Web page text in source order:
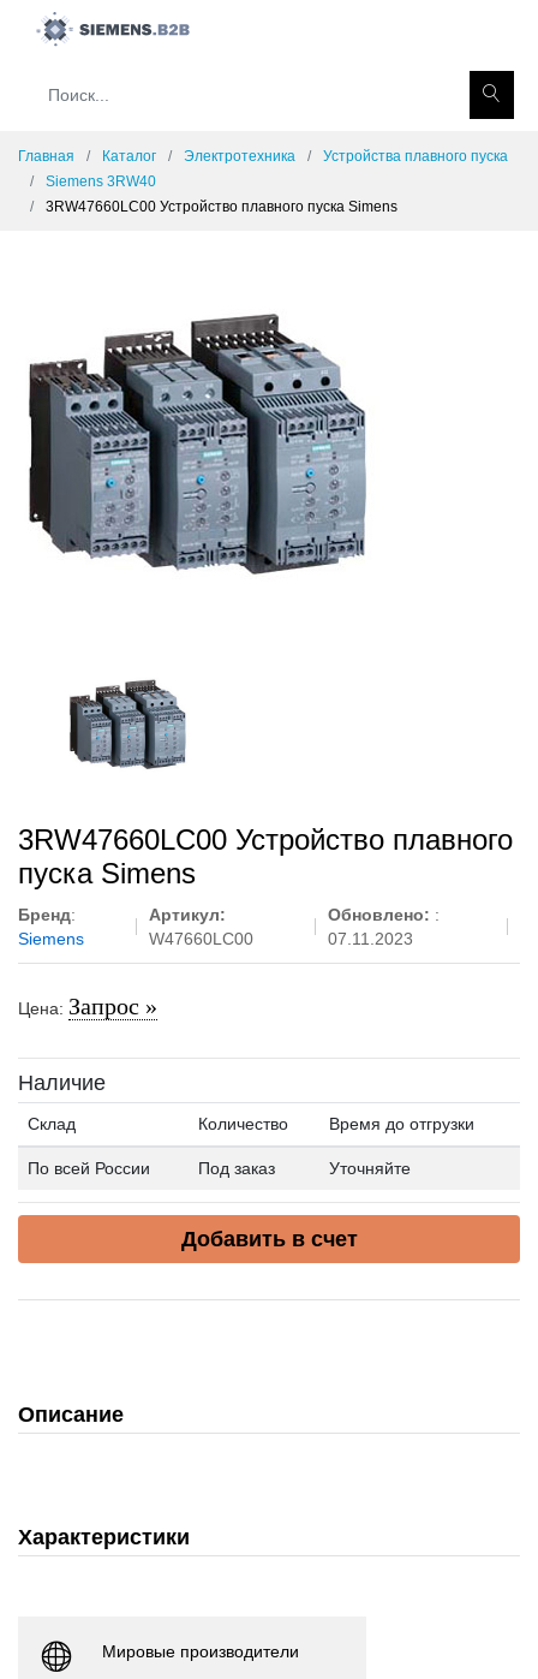
Главная Каталог Электротехника
Устройства плавного пуска
Siemens 3RW40
3RW47660LC00 Устройство плавного пуска Simens
3RW47660LC00 Устройство плавного
пуска Simens
Бренд:
Siemens
Артикул:
W47660LC00
Обновлено: :
07.11.2023
Цена: Запрос »
Наличие
Склад Количество Время до отгрузки
По всей России Под заказ Уточняйте
Добавить в счет
Описание
Характеристики
Мировые производители